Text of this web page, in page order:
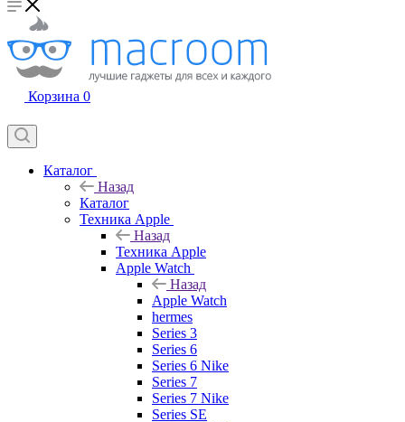
Корзина 0
Каталог
Назад
Каталог
Техника Apple
Назад
Техника Apple
Apple Watch
Назад
Apple Watch
hermes
Series 3
Series 6
Series 6 Nike
Series 7
Series 7 Nike
Series SE